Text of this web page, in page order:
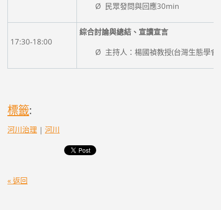
Ø 民眾發問與回應30min
17:30-18:00
綜合討論與總結、宣讀宣言
Ø 主持人：楊國禎教授(台灣生態學會
標籤:
河川治理 | 河川
« 返回